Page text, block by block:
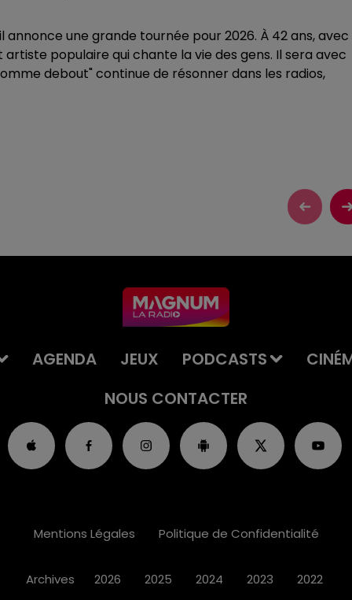
une grande tournée pour 2026. À 42 ans, avec
populaire qui chante la vie des gens. Il sera avec
debout" continue de résonner dans les radios,
AGENDA JEUX PODCASTS
NOUS CONTACTER
Mentions Légales Politique de Confidentialité
Archives 2026 2025 2024 2023 2022